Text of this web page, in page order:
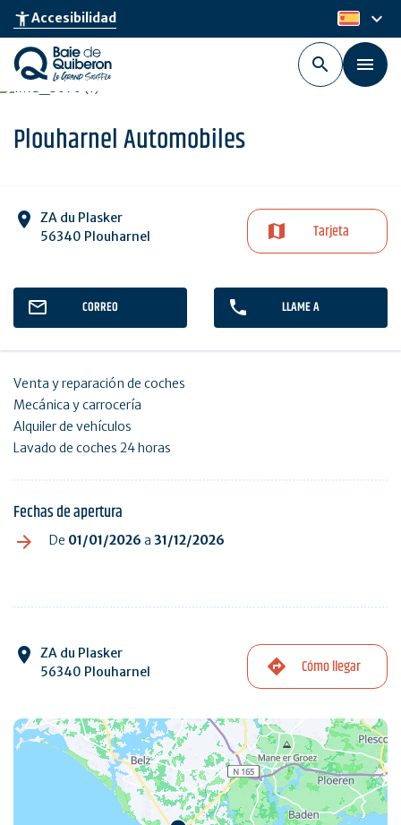
Skip
main
content
accessibility_newAccesibilidad es
keyboard_arrow_down
Plouharnel Automobiles
ZA du Plasker
56340 Plouharnel
Tarjeta
CORREO LLAME A
Venta y reparación de coches
Mecánica y carrocería
Alquiler de vehículos
Lavado de coches 24 horas
Fechas de apertura
De 01/01/2026 a 31/12/2026
ZA du Plasker
56340 Plouharnel
Cómo llegar